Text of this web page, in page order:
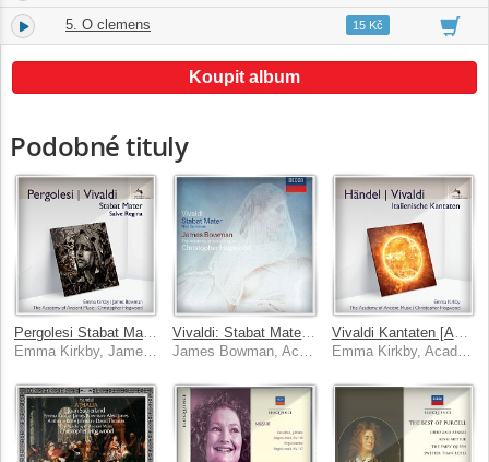
17. 5. O clemens 01:4115 Kč
Koupit album
Podobné tituly